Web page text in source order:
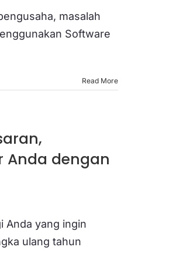
masalah
Software
Read More
Anda dengan
Anda yang ingin
ulang tahun